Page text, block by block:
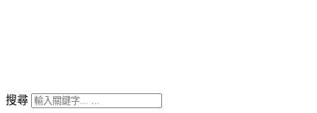
搜尋